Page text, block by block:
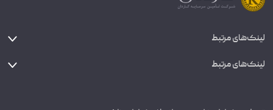
لینک‌های مرتبط
لینک‌های مرتبط